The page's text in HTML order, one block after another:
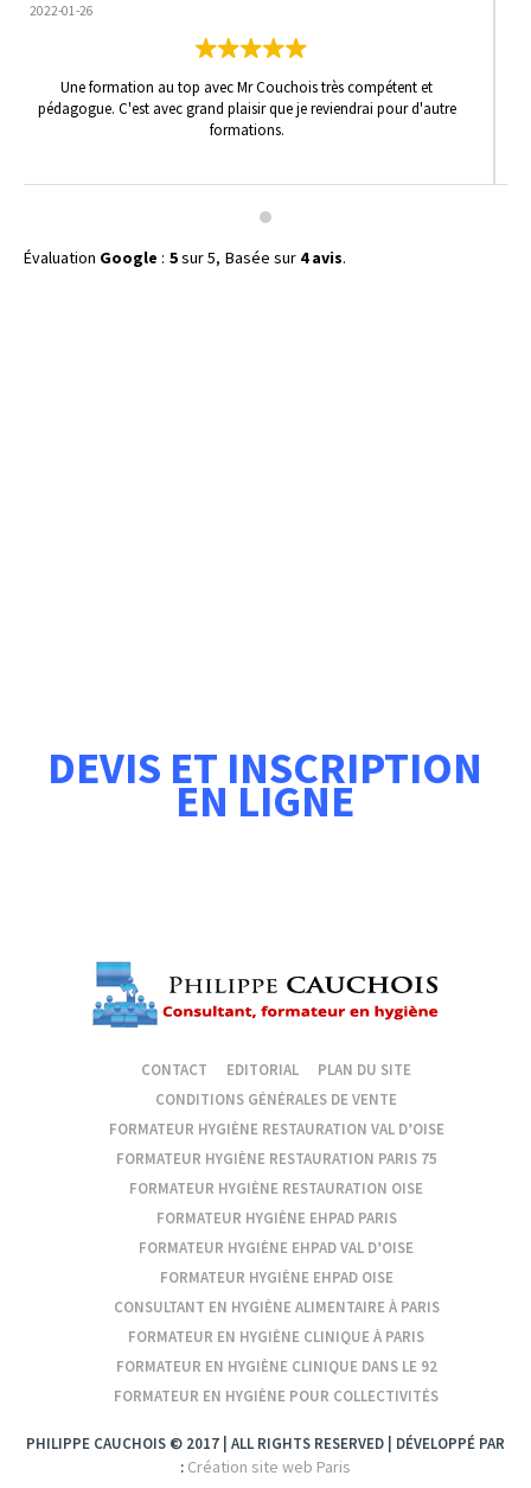
Formateur au top. Professionnalisme et pedagogie au rendez vous
dans la bonne humeur .
Évaluation Google : 5sur 5, Basée sur 4 avis.
DEVIS ET INSCRIPTION
EN LIGNE
CONTACT EDITORIAL
PLAN DU SITE
CONDITIONS GÉNÉRALES DE VENTE
FORMATEUR HYGIÈNE RESTAURATION VAL D’OISE
FORMATEUR HYGIÈNE RESTAURATION PARIS 75
FORMATEUR HYGIÈNE RESTAURATION OISE
FORMATEUR HYGIÈNE EHPAD PARIS
FORMATEUR HYGIÈNE EHPAD VAL D’OISE
FORMATEUR HYGIÈNE EHPAD OISE
CONSULTANT EN HYGIÈNE ALIMENTAIRE À PARIS
FORMATEUR EN HYGIÈNE CLINIQUE À PARIS
FORMATEUR EN HYGIÈNE CLINIQUE DANS LE 92
FORMATEUR EN HYGIÈNE POUR COLLECTIVITÉS
PHILIPPE CAUCHOIS © 2017 | ALL RIGHTS RESERVED | DÉVELOPPÉ PAR
: Création site web Paris